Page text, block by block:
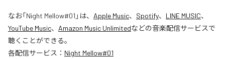
なお「Night Mellow#01 」は、 Apple Music、 Spotify、 LINE MUSIC、
YouTube Music、 Amazon Music Unlimitedなどの音楽配信サービスで
聴くことができる。
各配信サービス： Night Mellow#01